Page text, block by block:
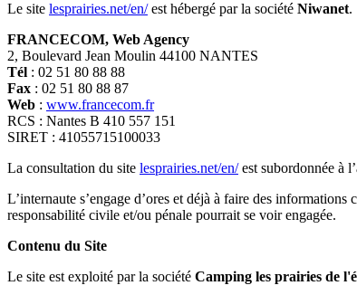
Le site lesprairies.net/en/est hébergé par la société Niwanet.
FRANCECOM, Web Agency
2, Boulevard Jean Moulin 44100 NANTES
Tél : 02 51 80 88 88
Fax : 02 51 80 88 87
Web : www.francecom.fr
RCS : Nantes B 410 557 151
SIRET : 41055715100033
La consultation du site lesprairies.net/en/est subordonnée à
L’internaute s’engage d’ores et déjà à faire des
responsabilité civile et/ou pénale pourrait se voir engagée.
Contenu du Site
Le site est exploité par la société Camping les prairies de